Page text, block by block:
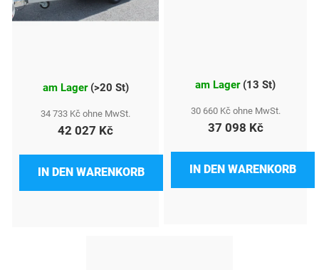
am Lager (>20 St)
34 733 Kč ohne MwSt.
42 027 Kč
IN DEN WARENKORB
am Lager (13 St)
30 660 Kč ohne MwSt.
37 098 Kč
IN DEN WARENKORB